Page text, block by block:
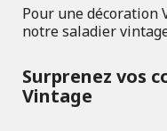
Pour une décoration
notre saladier
Surprenez vos
Vintage